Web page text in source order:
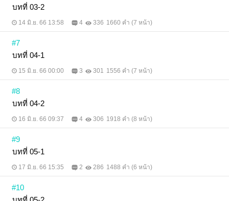
บทที่ 03-2
14 มิ.ย. 66 13:58 4 336 1660 คำ (7 หน้า)
#7
บทที่ 04-1
15 มิ.ย. 66 00:00 3 301 1556 คำ (7 หน้า)
#8
บทที่ 04-2
16 มิ.ย. 66 09:37 4 306 1918 คำ (8 หน้า)
#9
บทที่ 05-1
17 มิ.ย. 66 15:35 2 286 1488 คำ (6 หน้า)
#10